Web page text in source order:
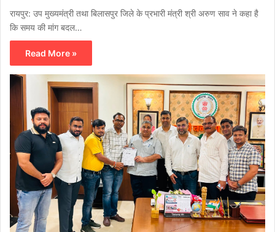
रायपुर: उप मुख्यमंत्री तथा बिलासपुर जिले के प्रभारी मंत्री श्री अरुण साव ने कहा है
कि समय की मांग बदल…
Read More »